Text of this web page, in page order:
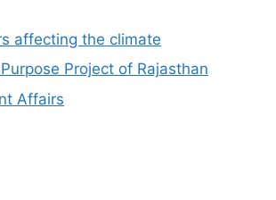
affecting the climate
Project of Rajasthan
Affairs